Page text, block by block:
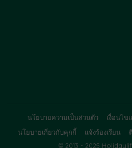
© 2013 - 2025
นโยบายความเป็นส่วนตัว
เงื่อนไข
นโยบายเกี่ยวกับคุกกี้
แจ้งร้องเรียน